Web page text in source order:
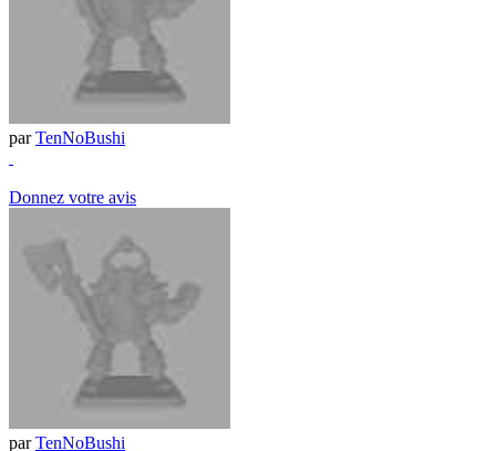
parTenNoBushi
Donnez votre avis
parTenNoBushi